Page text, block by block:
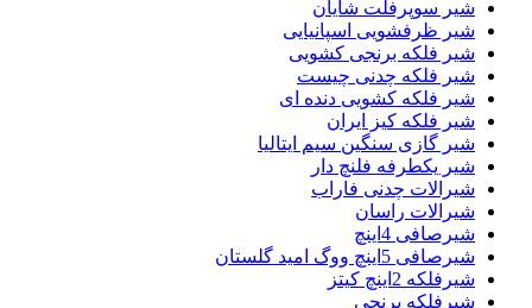
شیر سوپرفلت شایان
شیر ظرفشویی اسپانیایی
شیر فلکه برنجی کشویی
شیر فلکه چدنی چیست
شیر فلکه کشویی دنده ای
شیر فلکه کیز ایران
شیر گازی سنگین سیم ایتالیا
شیر یکطرفه فلنچ دار
شیرالات چدنی فاراب
شیرالات راسان
شیرصافی 4اینچ
شیرصافی 5اینچ ووگ امید گلستان
شیرفلکه 2اینچ کیتز
شیرفلکه برنجی